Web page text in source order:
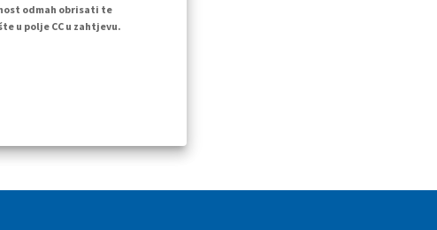
odmah obrisati te
u polje CC u zahtjevu.